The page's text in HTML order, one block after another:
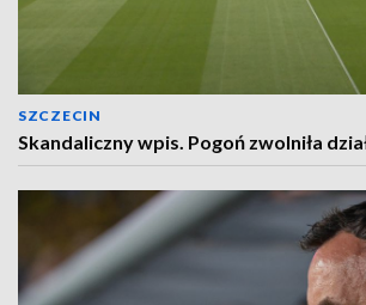
SZCZECIN
Skandaliczny wpis. Pogoń zwolniła